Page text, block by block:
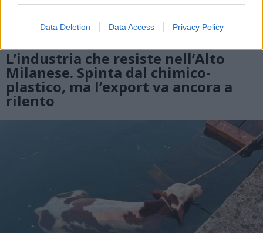
Data Deletion Data Access Privacy Policy
L’industria che resiste nell’Alto
Milanese. Spinta dal chimico-
plastico, ma l’export va ancora a
rilento